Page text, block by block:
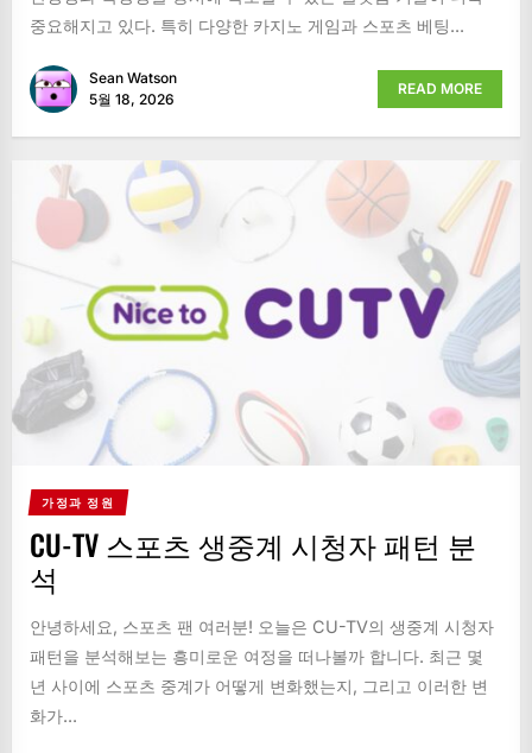
중요해지고 있다. 특히 다양한 카지노 게임과 스포츠 베팅...
Sean Watson
5월 18, 2026
READ MORE
가정과 정원
CU-TV 스포츠 생중계 시청자 패턴 분
석
안녕하세요, 스포츠 팬 여러분! 오늘은 CU-TV의 생중계 시청자
패턴을 분석해보는 흥미로운 여정을 떠나볼까 합니다. 최근 몇
년 사이에 스포츠 중계가 어떻게 변화했는지, 그리고 이러한 변
화가...